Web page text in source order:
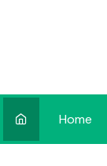
Home